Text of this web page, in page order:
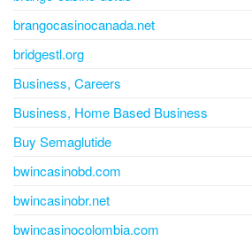
brangocasinocanada.net
bridgestl.org
Business, Careers
Business, Home Based Business
Buy Semaglutide
bwincasinobd.com
bwincasinobr.net
bwincasinocolombia.com